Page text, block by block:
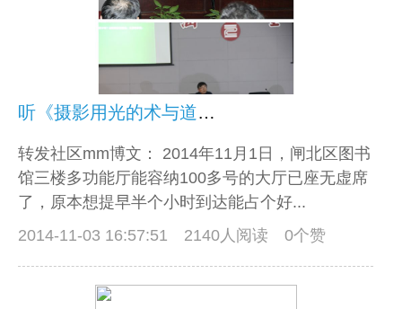
听《摄影用光的术与道》讲座有感
转发社区mm博文： 2014年11月1日，闸北区图书
馆三楼多功能厅能容纳100多号的大厅已座无虚席
了，原本想提早半个小时到达能占个好...
2014-11-03 16:57:51
2140人阅读 0个赞